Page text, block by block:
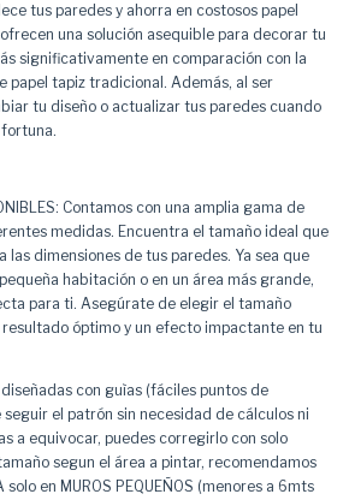
tus paredes y ahorra en costosos papel
una solución asequible para decorar tu
significativamente en comparación con la
papel tapiz tradicional. Además, al ser
tu diseño o actualizar tus paredes cuando
fortuna.
Contamos con una amplia gama de
medidas. Encuentra el tamaño ideal que
las dimensiones de tus paredes. Ya sea que
habitación o en un área más grande,
para ti. Asegúrate de elegir el tamaño
óptimo y un efecto impactante en tu
con guìas (fáciles puntos de
el patrón sin necesidad de cálculos ni
a equivocar, puedes corregirlo con solo
segun el área a pintar, recomendamos
en MUROS PEQUEÑOS (menores a 6mts